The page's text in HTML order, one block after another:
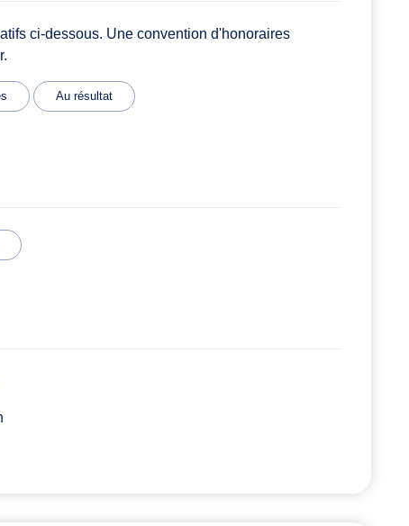
ci-dessous. Une convention d'honoraires
Au résultat